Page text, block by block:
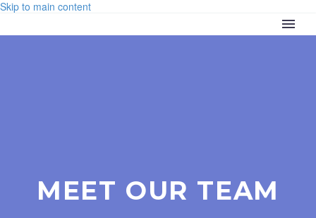
Skip to main content
MEET OUR TEAM